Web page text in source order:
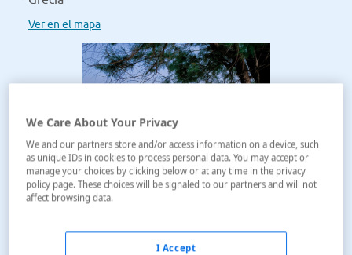
Ver en el mapa
We Care About Your Privacy
We and our partners store and/or access information on a device, such
as unique IDs in cookies to process personal data. You may accept or
manage your choices by clicking below or at any time in the privacy
policy page. These choices will be signaled to our partners and will not
affect browsing data.
I Accept